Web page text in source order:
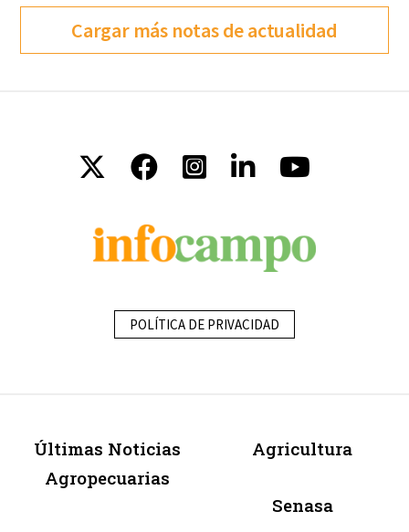
Cargar más notas de actualidad
POLÍTICA DE PRIVACIDAD
Últimas Noticias
Agropecuarias
Agricultura
Senasa